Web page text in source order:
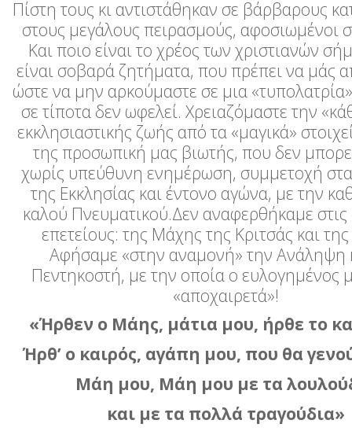
Πίστη τους κι αντιστάθηκαν σε βάρβαρους
στους μεγάλους πειρασμούς, αφοσιωμένοι
Και ποιο είναι το χρέος των χριστιανών
είναι σοβαρά ζητήματα, που πρέπει να μάς
ώστε να μην αρκούμαστε σε μια
σε τίποτα δεν ωφελεί. Χρειαζόμαστε την
εκκλησιαστικής ζωής από τα «μαγικά»
της προσωπική μας βιωτής, που δεν
χωρίς υπεύθυνη ενημέρωση, συμμετοχή
της Εκκλησίας και έντονο αγώνα, με την
καλού Πνευματικού.Δεν αναφερθήκαμε
επετείους: της Μάχης της Κριτσάς και
Αφήσαμε «στην αναμονή» την Ανάληψη
Πεντηκοστή, με την οποία ο ευλογημένος
«αποχαιρετά»!
«Ήρθεν ο Μάης, μάτια μου, ήρθε το
Ήρθ’ ο καιρός, αγάπη μου, που θα
Μάη μου, Μάη μου με τα
και με τα πολλά τραγούδια»